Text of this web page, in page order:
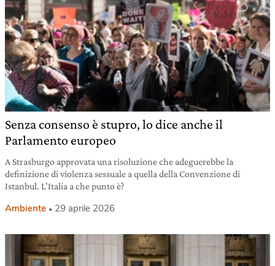
Senza consenso è stupro, lo dice anche il
Parlamento europeo
A Strasburgo approvata una risoluzione che adeguerebbe la
definizione di violenza sessuale a quella della Convenzione di
Istanbul. L’Italia a che punto è?
Ambiente 29 aprile 2026